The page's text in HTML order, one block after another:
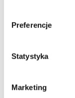
Preferencje
Statystyka
Marketing